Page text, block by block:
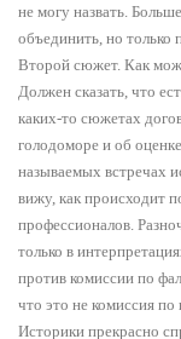
не могу назвать.
объединить, но только
Второй сюжет. Как
Должен сказать, что
каких-то сюжетах
голодоморе и об
называемых встречах
вижу, как происходит
профессионалов.
только в
против комиссии по
что это не комиссия
Историки прекрасно